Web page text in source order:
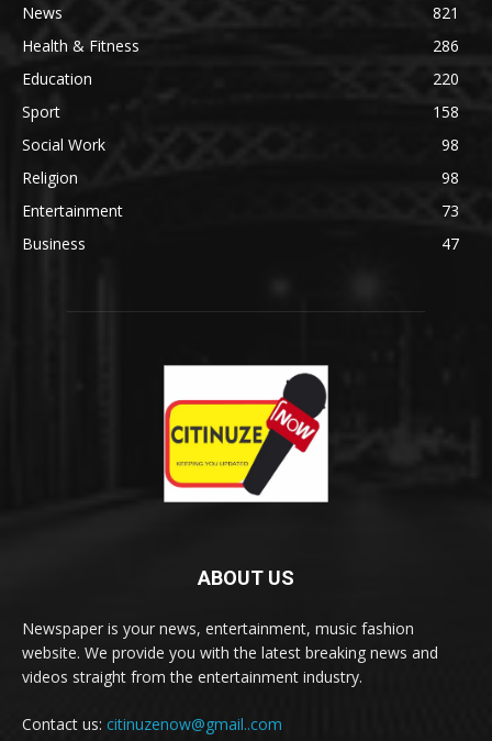
News
821
Health & Fitness
286
Education
220
Sport
158
Social Work
98
Religion
98
Entertainment
73
Business
47
ABOUT US
Newspaper is your news, entertainment, music fashion
website. We provide you with the latest breaking news and
videos straight from the entertainment industry.
Contact us: citinuzenow@gmail..com